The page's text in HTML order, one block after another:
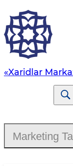
«Xaridlar
Marketing